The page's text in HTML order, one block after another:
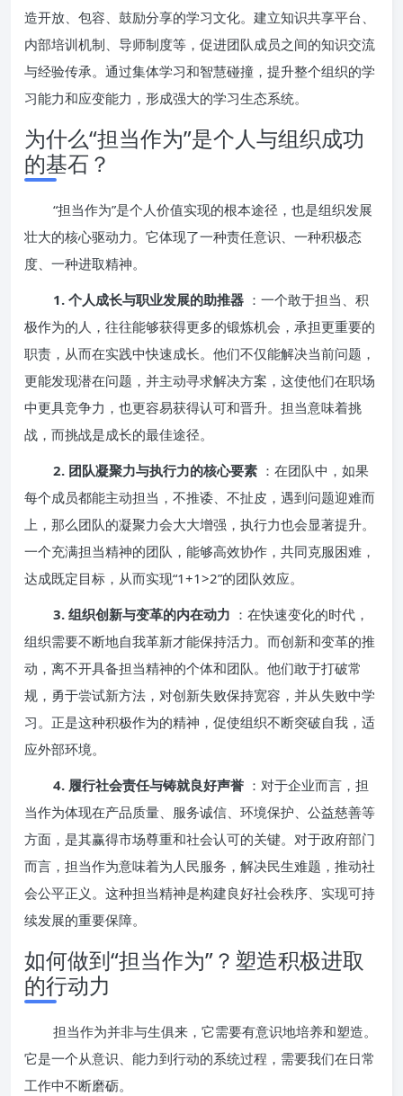
造开放、包容、鼓励分享的学习文化。建立知识共享平台、
内部培训机制、导师制度等，促进团队成员之间的知识交流
与经验传承。通过集体学习和智慧碰撞，提升整个组织的学
习能力和应变能力，形成强大的学习生态系统。
为什么“担当作为”是个人与组织成功
的基石？
“担当作为”是个人价值实现的根本途径，也是组织发展
壮大的核心驱动力。它体现了一种责任意识、一种积极态
度、一种进取精神。
1. 个人成长与职业发展的助推器 ：一个敢于担当、积
极作为的人，往往能够获得更多的锻炼机会，承担更重要的
职责，从而在实践中快速成长。他们不仅能解决当前问题，
更能发现潜在问题，并主动寻求解决方案，这使他们在职场
中更具竞争力，也更容易获得认可和晋升。担当意味着挑
战，而挑战是成长的最佳途径。
2. 团队凝聚力与执行力的核心要素 ：在团队中，如果
每个成员都能主动担当，不推诿、不扯皮，遇到问题迎难而
上，那么团队的凝聚力会大大增强，执行力也会显著提升。
一个充满担当精神的团队，能够高效协作，共同克服困难，
达成既定目标，从而实现“1+1>2”的团队效应。
3. 组织创新与变革的内在动力 ：在快速变化的时代，
组织需要不断地自我革新才能保持活力。而创新和变革的推
动，离不开具备担当精神的个体和团队。他们敢于打破常
规，勇于尝试新方法，对创新失败保持宽容，并从失败中学
习。正是这种积极作为的精神，促使组织不断突破自我，适
应外部环境。
4. 履行社会责任与铸就良好声誉 ：对于企业而言，担
当作为体现在产品质量、服务诚信、环境保护、公益慈善等
方面，是其赢得市场尊重和社会认可的关键。对于政府部门
而言，担当作为意味着为人民服务，解决民生难题，推动社
会公平正义。这种担当精神是构建良好社会秩序、实现可持
续发展的重要保障。
如何做到“担当作为”？塑造积极进取
的行动力
担当作为并非与生俱来，它需要有意识地培养和塑造。
它是一个从意识、能力到行动的系统过程，需要我们在日常
工作中不断磨砺。